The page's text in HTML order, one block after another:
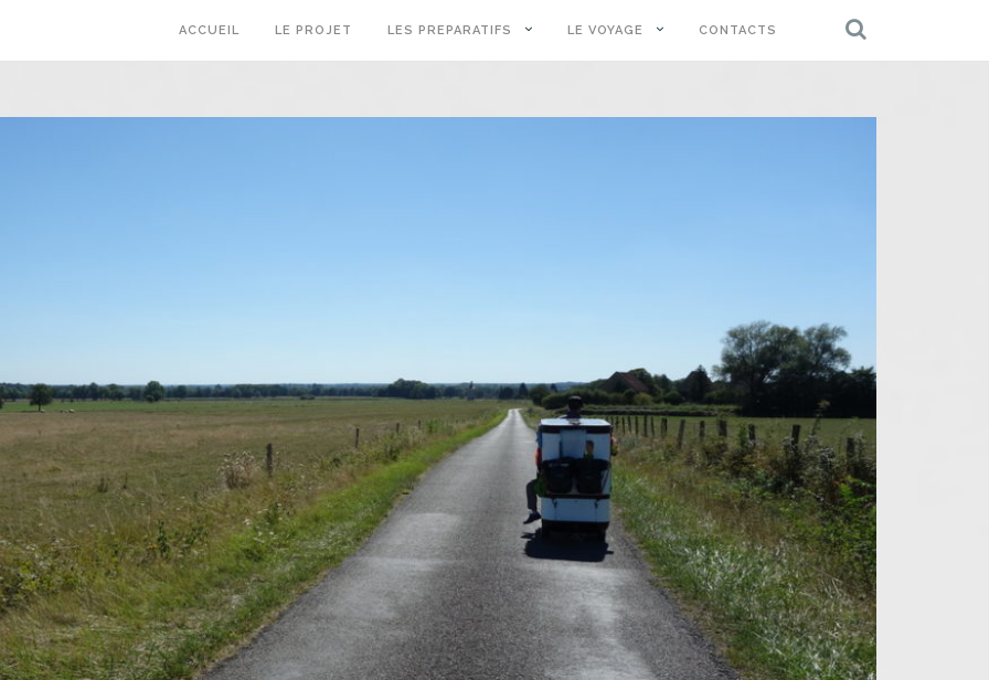
ACCUEIL LE PROJET LES PREPARATIFS LE VOYAGE CONTACTS